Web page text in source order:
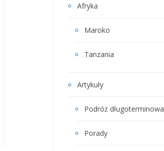
Afryka
Maroko
Tanzania
Artykuły
Podróż długoterminowa
Porady